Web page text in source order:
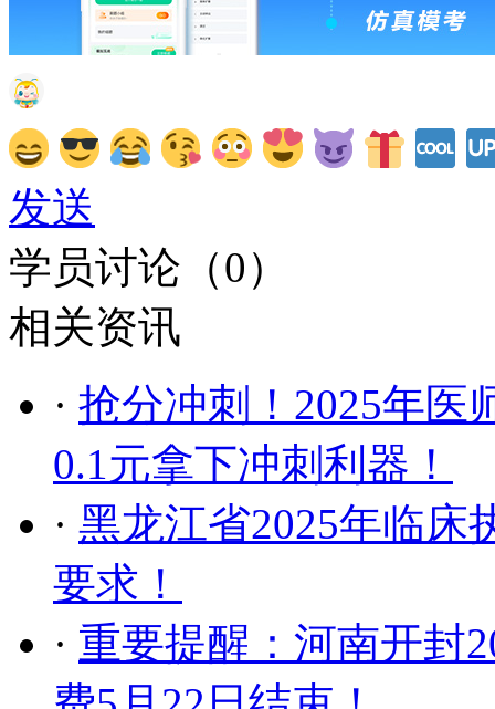
发送
学员讨论（0）
相关资讯
· 抢分冲刺！2025年医
0.1元拿下冲刺利器！
· 黑龙江省2025年临床
要求！
· 重要提醒：河南开封